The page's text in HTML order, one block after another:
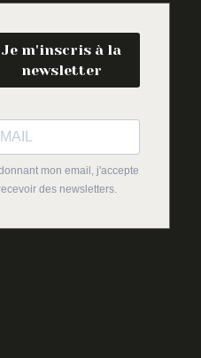
Je m'inscris à la
newsletter
mon email, j'accepte
des newsletters.